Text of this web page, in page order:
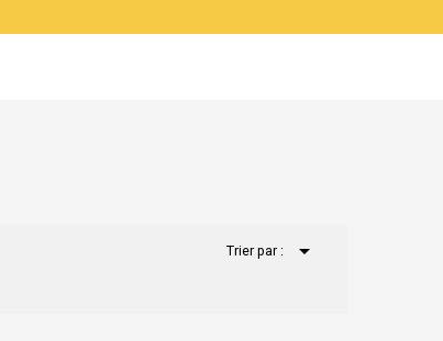
Trier par : 